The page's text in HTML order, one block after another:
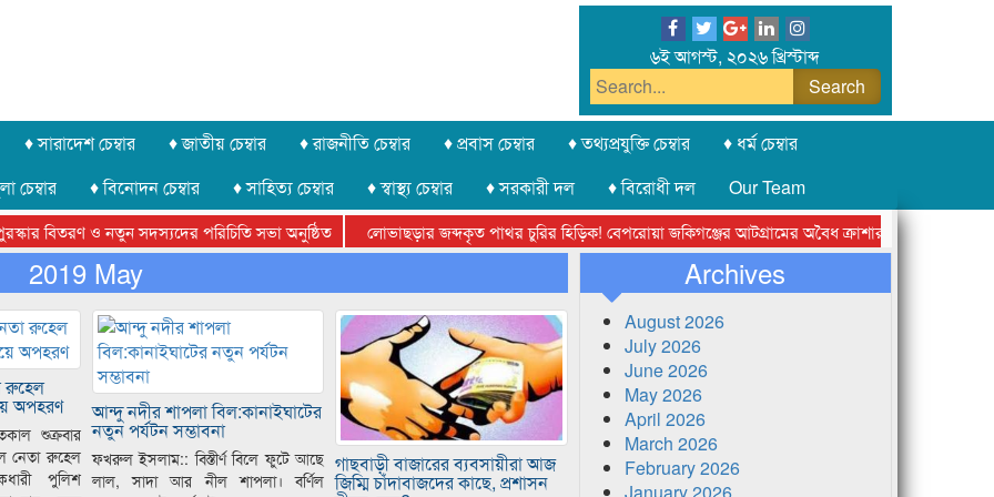
৬ই আগস্ট, ২০২৬ খ্রিস্টাব্দ
♦ সারাদেশ চেম্বার ♦ জাতীয় চেম্বার ♦ রাজনীতি চেম্বার ♦ প্রবাস চেম্বার ♦ তথ্যপ্রযুক্তি চেম্বার
♦ ধর্ম চেম্বার
চেম্বার ♦ বিনোদন চেম্বার ♦ সাহিত্য চেম্বার ♦ স্বাস্থ্য চেম্বার ♦ সরকারী দল ♦ বিরোধী দল
Our Team
ও নতুন সদস্যদের পরিচিতি সভা অনুষ্ঠিত লোভাছড়ার জব্দকৃত পাথর চুরির হিড়িক! বেপরোয়া জকিগঞ্জের আটগ্রামের অবৈধ ক্রাশার জোন চক্র
আদালতে আত্মসমর্পন, ৫ দিনের রিমান্ড চাইবে পুলিশ
2019 May
রুহেল
অপহরণ
শুক্রবার
নেতা রুহেল
পুলিশ
আন্দু নদীর শাপলা বিল:কানাইঘাটের
নতুন পর্যটন সম্ভাবনা
ফখরুল ইসলাম:: বিস্তীর্ণ বিলে ফুটে আছে
লাল, সাদা আর নীল শাপলা। বর্ণিল
গাছবাড়ী বাজারের ব্যবসায়ীরা আজ
জিম্মি চাঁদাবাজদের কাছে, প্রশাসন
Archives
August 2026
July 2026
June 2026
May 2026
April 2026
March 2026
February 2026